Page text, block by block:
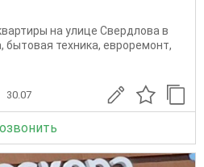
на улице Свердлова в
бытовая техника, евроремонт,
30.07